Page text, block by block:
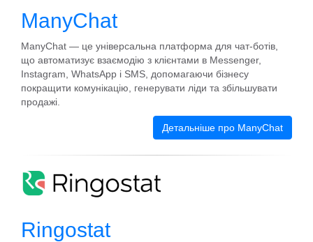
ManyChat
ManyChat — це універсальна платформа для чат-ботів,
що автоматизує взаємодію з клієнтами в Messenger,
Instagram, WhatsApp і SMS, допомагаючи бізнесу
покращити комунікацію, генерувати ліди та збільшувати
продажі.
Детальніше про ManyChat
Ringostat